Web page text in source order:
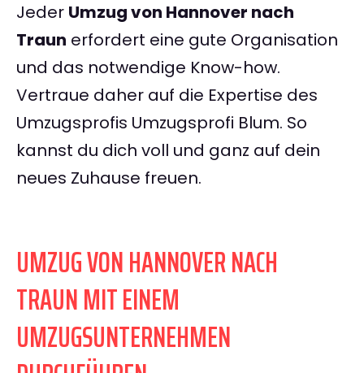
Jeder Umzug von Hannover nach
Traun erfordert eine gute Organisation
und das notwendige Know-how.
Vertraue daher auf die Expertise des
Umzugsprofis Umzugsprofi Blum. So
kannst du dich voll und ganz auf dein
neues Zuhause freuen.
UMZUG VON HANNOVER NACH
TRAUN MIT EINEM
UMZUGSUNTERNEHMEN